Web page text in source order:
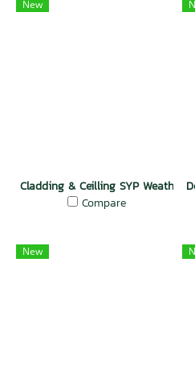
New
Cladding & Ceilling SYP Weather
Compare
New